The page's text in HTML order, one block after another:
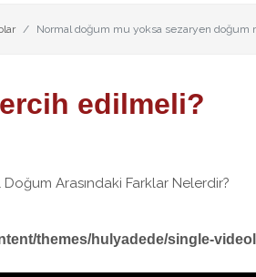
Normal doğum mu yoksa sezaryen doğum
edilmeli?
Arasındaki Farklar Nelerdir?
themes/hulyadede/single-